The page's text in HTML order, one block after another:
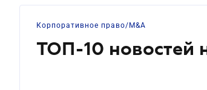
Корпоративное право/M&A
ТОП-10 новостей